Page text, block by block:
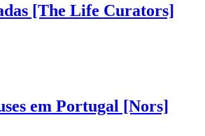
[The Life Curators]
em Portugal [Nors]